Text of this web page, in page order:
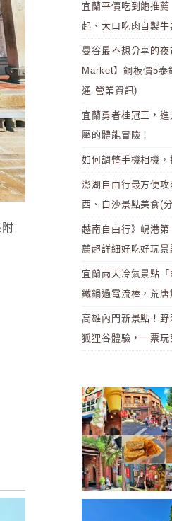
宜蘭平價吃到飽推
起、大口吃肉自製牛
曼谷最不想分享的
Market】銅板價5泰
通.營業資訊)
宜蘭勇者桂冠王，
壓的體能冒險！
如何調整手機相機，
澎湖自由行最方便
西、白沙景點美食(
越南自由行》峴港
薦超詳細好吃好玩景
宜蘭雨天冷氣景點
鐵鍋過電流棒，荒唐
高雄內門新景點！
狐狸谷體驗，一票玩